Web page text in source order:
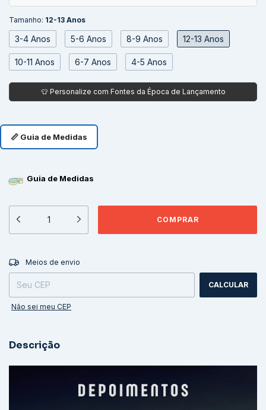
Tamanho: 12-13 Anos
3-4 Anos 5-6 Anos 8-9 Anos 12-13 Anos
10-11 Anos 6-7 Anos 4-5 Anos
📏 Guia de Medidas
Guia de Medidas
Entregas para o CEP:
Meios de envio
CALCULAR
Não sei meu CEP
Descrição